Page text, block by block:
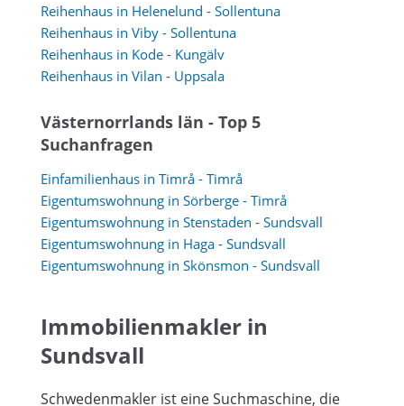
Reihenhaus in Helenelund - Sollentuna
Reihenhaus in Viby - Sollentuna
Reihenhaus in Kode - Kungälv
Reihenhaus in Vilan - Uppsala
Västernorrlands län - Top 5
Suchanfragen
Einfamilienhaus in Timrå - Timrå
Eigentumswohnung in Sörberge - Timrå
Eigentumswohnung in Stenstaden - Sundsvall
Eigentumswohnung in Haga - Sundsvall
Eigentumswohnung in Skönsmon - Sundsvall
Immobilienmakler in
Sundsvall
Schwedenmakler ist eine Suchmaschine, die